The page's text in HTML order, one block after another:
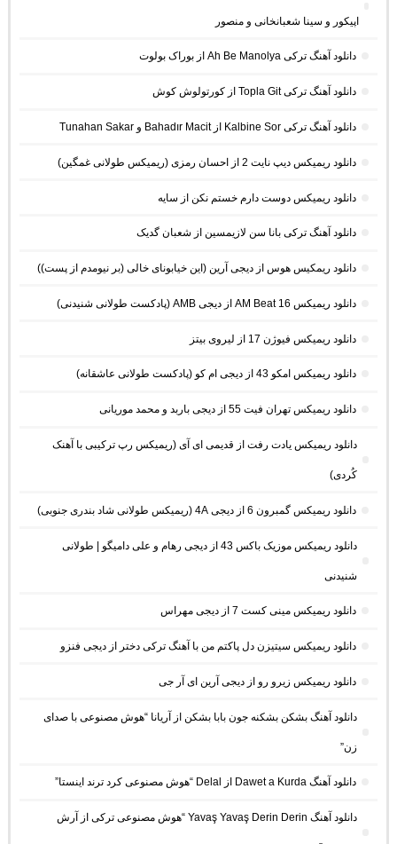
اپیکور و سینا شعبانخانی و منصور
دانلود آهنگ ترکی Ah Be Manolya از بوراک بولوت
دانلود آهنگ ترکی Topla Git از کورتولوش کوش
دانلود آهنگ ترکی Kalbine Sor از Bahadır Macit و Tunahan Sakar
دانلود ریمیکس دیپ نایت 2 از احسان رمزی (ریمیکس طولانی غمگین)
دانلود ریمیکس دوست دارم خستم نکن از سایه
دانلود آهنگ ترکی بانا سن لازیمسین از شعبان گدیک
دانلود ریمکیس هوس از دیجی آرین (این خیابونای خالی (بر نیومدم از پست))
دانلود ریمیکس AM Beat 16 از دیجی AMB (پادکست طولانی شنیدنی)
دانلود ریمیکس فیوژن 17 از لیروی بیتز
دانلود ریمیکس امکو 43 از دیجی ام کو (پادکست طولانی عاشقانه)
دانلود ریمیکس تهران فیت 55 از دیجی باربد و محمد موریانی
دانلود ریمیکس یادت رفت از قدیمی ای آی (ریمیکس رپ ترکیبی با آهنک
کُردی)
دانلود ریمیکس گمبرون 6 از دیجی 4A (ریمیکس طولانی شاد بندری جنوبی)
دانلود ریمیکس موزیک باکس 43 از دیجی رهام و علی دامیگو | طولانی
شنیدنی
دانلود ریمیکس مینی کست 7 از دیجی مهراس
دانلود ریمیکس سیتیزن دل پاکتم من با آهنگ ترکی دختر از دیجی فنزو
دانلود ریمیکس زیرو رو از دیجی آرین ای آر جی
دانلود آهنگ بشکن بشکنه جون بابا بشکن از آریانا “هوش مصنوعی با صدای
زن”
دانلود آهنگ Dawet a Kurda از Delal “هوش مصنوعی کرد ترند اینستا”
دانلود آهنگ Yavaş Yavaş Derin Derin “هوش مصنوعی ترکی از آرش